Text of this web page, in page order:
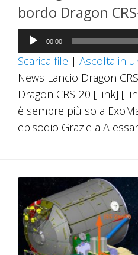
bordo Dragon
Audio
Player
00:00
Scarica file | Ascolta in
News Lancio Dragon
Dragon CRS-20 [Link]
è sempre più sola
episodio Grazie a